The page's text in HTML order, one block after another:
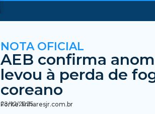
NOTA OFICIAL
AEB confirma
levou à perda de
coreano
Fonte: linharesjr.com.br
23/12/2025